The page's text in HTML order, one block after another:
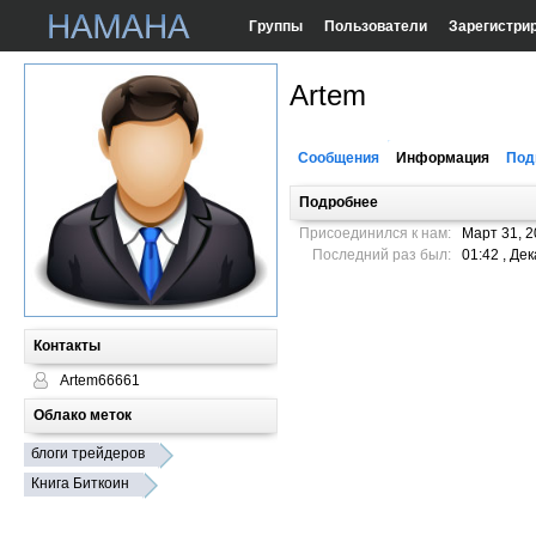
Группы Пользователи
Контакты
Artem66661
Облако меток
блоги трейдеров
Книга Биткоин
Artem
Сообщения Информация
Подробнее
Присоединился к нам:
Март 31,
Последний раз был:
01:42 ,